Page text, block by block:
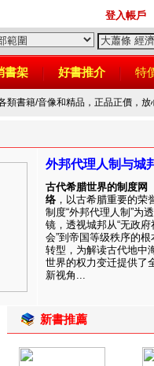
登入帳戶
書架 好書推介 特
類書籍/音像和精品，正品正價，
外邦代理人制与城
古代希腊世界的制度网
络 ，以古希腊重要的荣
制度“外邦代理人制”为透
镜，透视城邦从“无政府
会”到帝国等级秩序的根
转型，为解读古代地中
世界的权力变迁提供了
新视角...
新書推薦